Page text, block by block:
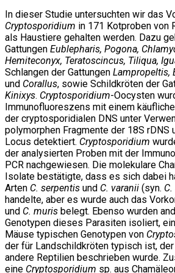
In dieser Studie untersuchten wir das
Cryptosporidium in 171 Kotproben von
als Haustiere gehalten werden. Dazu
Gattungen Eublepharis, Pogona,
Hemiteconyx, Teratoscincus, Tiliqua,
Schlangen der Gattungen Lampropeltis,
und Corallus, sowie Schildkröten der
Kinixys. Cryptosporidium-Oocysten
Immunofluoreszens mit einem
der cryptosporidialen DNS unter
polymorphen Fragmente der 18S rDNS
Locus detektiert. Cryptosporidium
der analysierten Proben mit der
PCR nachgewiesen. Die molekulare
Isolate bestätigte, dass es sich dabei
Arten C. serpentis und C. varanii (syn.
handelte, aber es wurde auch das
und C. muris belegt. Ebenso wurden
Genotypen dieses Parasiten isoliert,
Mäuse typischen Genotypen von
der für Landschildkröten typisch ist,
andere Reptilien beschrieben wurde.
eine Cryptosporidium sp. aus